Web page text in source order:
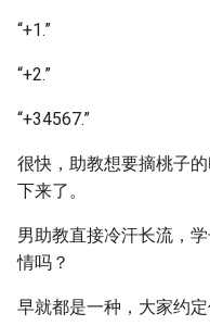
“+1.”
“+2.”
“+34567.”
很快，助教想要摘桃子
下来了。
男助教直接冷汗长流，
情吗？
早就都是一种，大家约定